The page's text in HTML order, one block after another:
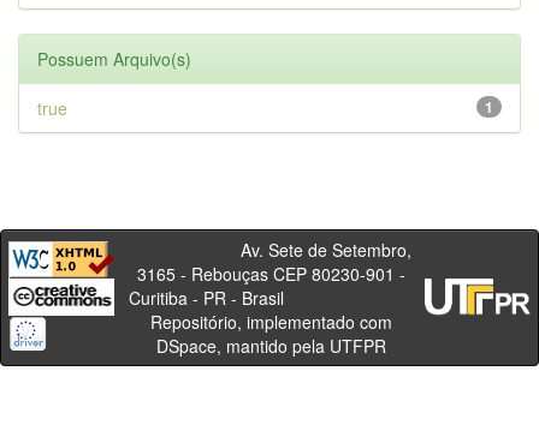
Possuem Arquivo(s)
1
true
Av. Sete de Setembro,
3165 - Rebouças CEP 80230-901 -
Curitiba - PR - Brasil
Repositório, implementado com
DSpace, mantido pela UTFPR